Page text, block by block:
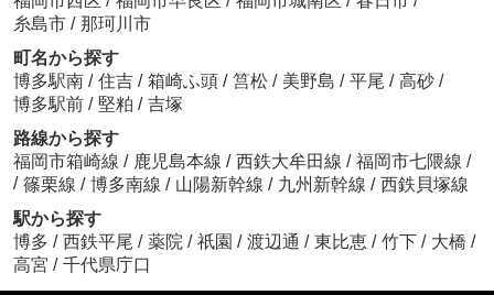
糸島市 / 那珂川市
町名から探す
博多駅南 / 住吉 / 箱崎ふ頭 / 筥松 / 美野島 / 平尾 / 高砂 /
博多駅前 / 堅粕 / 吉塚
路線から探す
福岡市箱崎線 / 鹿児島本線 / 西鉄大牟田線 / 福岡市七隈線 /
/ 篠栗線 / 博多南線 / 山陽新幹線 / 九州新幹線 / 西鉄貝塚線
駅から探す
博多 / 西鉄平尾 / 薬院 / 祇園 / 渡辺通 / 東比恵 / 竹下 / 大橋 /
高宮 / 千代県庁口